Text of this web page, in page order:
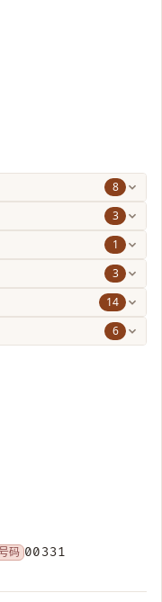
8
3
1
3
14
6
码 00331